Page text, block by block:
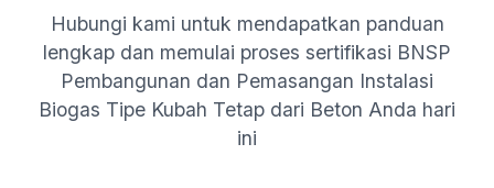
Hubungi kami untuk mendapatkan panduan
lengkap dan memulai proses sertifikasi BNSP
Pembangunan dan Pemasangan Instalasi
Biogas Tipe Kubah Tetap dari Beton Anda hari
ini